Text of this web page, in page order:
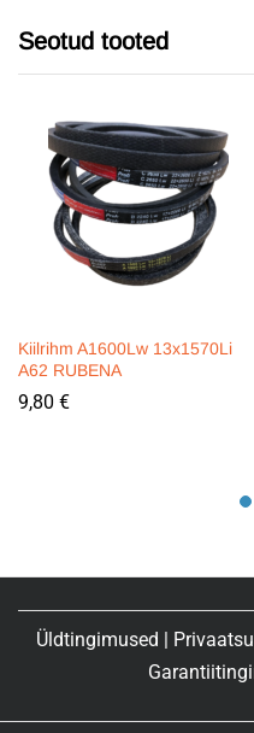
Seotud tooted
Kiilrihm A1600Lw 13x1570Li
A62 RUBENA
9,80 €
Üldtingimused